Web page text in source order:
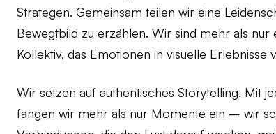
Strategen. Gemeinsam teilen wir eine
Bewegtbild zu erzählen. Wir sind mehr als
Kollektiv, das Emotionen in visuelle Erlebnisse
Wir setzen auf authentisches Storytelling. Mit
fangen wir mehr als nur Momente ein – wir